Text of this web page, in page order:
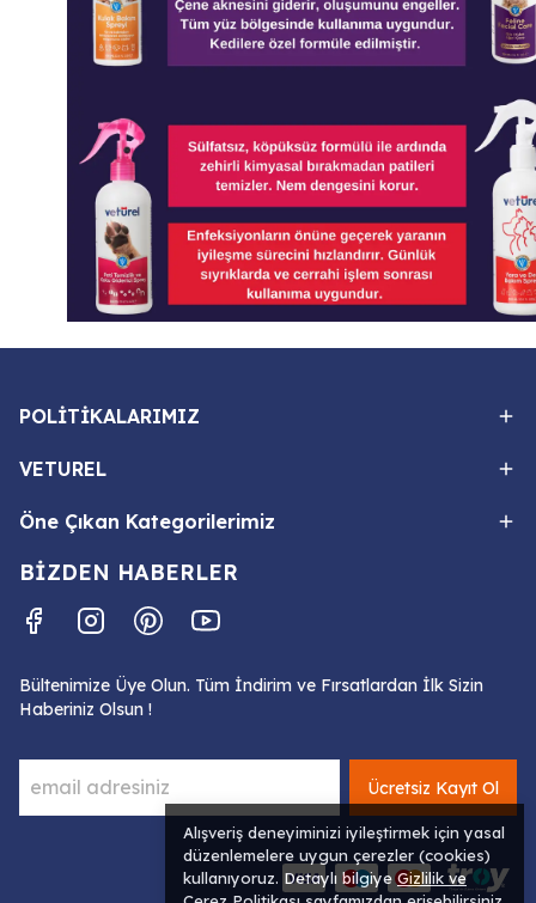
Alışveriş deneyiminizi iyileştirmek için yasal
düzenlemelere uygun çerezler (cookies)
kullanıyoruz. Detaylı bilgiyeGizlilik ve
POLİTİKALARIMIZ
VETUREL
Öne Çıkan Kategorilerimiz
BİZDEN HABERLER
Bültenimize Üye Olun. Tüm İndirim ve Fırsatlardan İlk Sizin
Haberiniz Olsun !
Ücretsiz Kayıt Ol